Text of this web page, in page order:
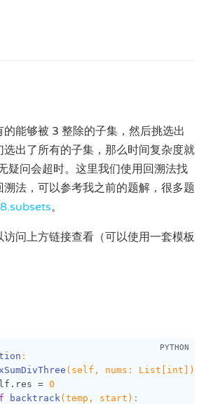
能够被 3 整除的子集，然后挑选出
出了所有的子集，那么时间复杂度就
疑问会超时。这里我们使用回溯法找
法，可以参考我之前的题解，很多题
。
问上方链接查看（可以使用一套模板
:
(self, nums: List[int])
=
0
backtrack (temp, start) :